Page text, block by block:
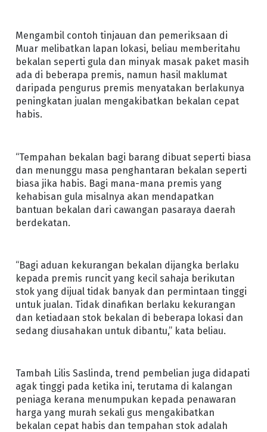
Mengambil contoh tinjauan dan pemeriksaan di
Muar melibatkan lapan lokasi, beliau memberitahu
bekalan seperti gula dan minyak masak paket masih
ada di beberapa premis, namun hasil maklumat
daripada pengurus premis menyatakan berlakunya
peningkatan jualan mengakibatkan bekalan cepat
habis.
“Tempahan bekalan bagi barang dibuat seperti biasa
dan menunggu masa penghantaran bekalan seperti
biasa jika habis. Bagi mana-mana premis yang
kehabisan gula misalnya akan mendapatkan
bantuan bekalan dari cawangan pasaraya daerah
berdekatan.
“Bagi aduan kekurangan bekalan dijangka berlaku
kepada premis runcit yang kecil sahaja berikutan
stok yang dijual tidak banyak dan permintaan tinggi
untuk jualan. Tidak dinafikan berlaku kekurangan
dan ketiadaan stok bekalan di beberapa lokasi dan
sedang diusahakan untuk dibantu,” kata beliau.
Tambah Lilis Saslinda, trend pembelian juga didapati
agak tinggi pada ketika ini, terutama di kalangan
peniaga kerana menumpukan kepada penawaran
harga yang murah sekali gus mengakibatkan
bekalan cepat habis dan tempahan stok adalah